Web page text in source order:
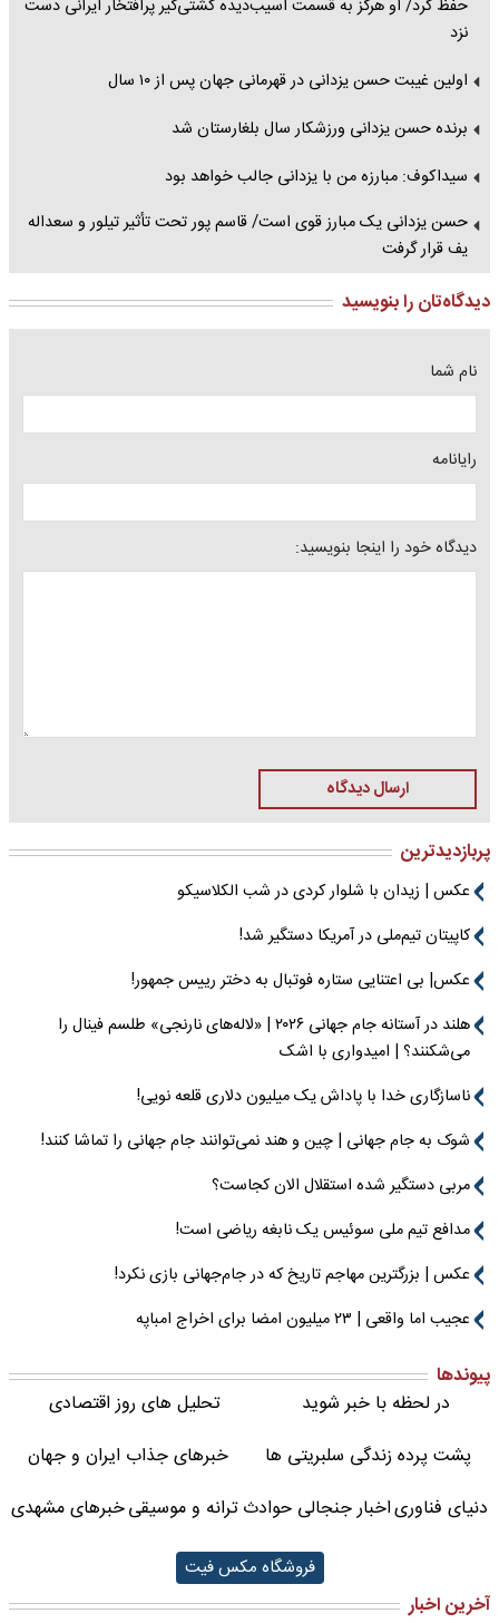
حفظ کرد/ او هرگز به قسمت آسیب‌دیده کشتی‌گیر پرافتخار ایرانی دست
نزد
اولین غیبت حسن یزدانی در قهرمانی جهان پس از ۱۰ سال
برنده حسن یزدانی ورزشکار سال بلغارستان شد
سیداکوف: مبارزه من با یزدانی جالب خواهد بود
حسن یزدانی یک مبارز قوی است/ قاسم پور تحت تأثیر تیلور و سعداله
یف قرار گرفت
دیدگاه‌تان را بنویسید
نام شما
رایانامه
دیدگاه خود را اینجا بنویسید:
ارسال دیدگاه
پربازدیدترین
عکس | زیدان با شلوار کردی در شب الکلاسیکو
کاپیتان تیم‌ملی در آمریکا دستگیر شد!
عکس| بی اعتنایی ستاره فوتبال به دختر رییس جمهور!
هلند در آستانه جام جهانی ۲۰۲۶ | «لاله‌های نارنجی» طلسم فینال را
می‌شکنند؟ | امیدواری با اشک
ناسازگاری خدا با پاداش یک میلیون دلاری قلعه نویی!
شوک به جام جهانی | چین و هند نمی‌توانند جام جهانی را تماشا کنند!
مربی دستگیر شده استقلال الان کجاست؟
مدافع تیم ملی سوئیس یک نابغه ریاضی است!
عکس | بزرگترین مهاجم تاریخ که در جام‌جهانی بازی نکرد!
عجیب اما واقعی | ۲۳ میلیون امضا برای اخراج امباپه
پیوندها
در لحظه با خبر شوید
تحلیل های روز اقتصادی
پشت پرده زندگی سلبریتی ها
خبرهای جذاب ایران و جهان
دنیای فناوریاخبار جنجالی حوادثترانه و موسیقیخبرهای مشهدی
فروشگاه مکس فیت
آخرین اخبار